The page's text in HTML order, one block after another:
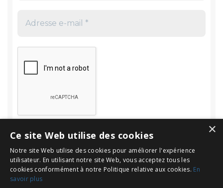
×
Ce site Web utilise des cookies
Notre site Web utilise des cookies pour améliorer l'expérience
utilisateur. En utilisant notre site Web, vous acceptez tous les
cookies conformément à notre Politique relative aux cookies. En
savoir plus